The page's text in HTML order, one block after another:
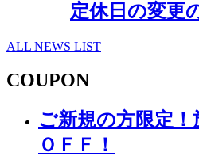
定休日の変更
ALL NEWS LIST
COUPON
ご新規の方限定！
ＯＦＦ！